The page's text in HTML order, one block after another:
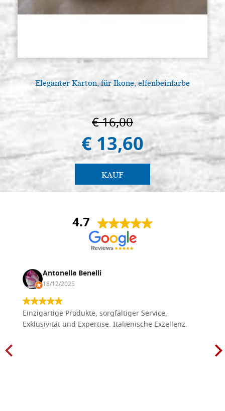
Eleganter Karton, für Ikone, elfenbeinfarbe
€ 16,00
€ 13,60
KAUF
4.7
Antonella Benelli
18/12/2025
Einzigartige Produkte, sorgfältiger Service,
Exklusivität und Expertise. Italienische Exzellenz.